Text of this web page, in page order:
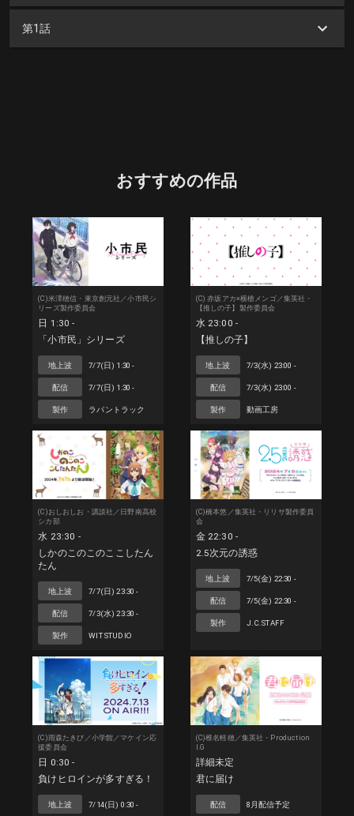
第1話
おすすめの作品
(C)米澤穂信・東京創元社／小市民シ
リーズ製作委員会
日 1:30 -
「小市民」シリーズ
地上波 7/7(日) 1:30 -
配信 7/7(日) 1:30 -
製作 ラパントラック
(C) 赤坂アカ×横槍メンゴ／集英社・
【推しの子】製作委員会
水 23:00 -
【推しの子】
地上波 7/3(水) 23:00 -
配信 7/3(水) 23:00 -
製作 動画工房
(C)おしおしお・講談社／日野南高校
シカ部
水 23:30 -
しかのこのこのここしたん
たん
地上波 7/7(日) 23:30 -
配信 7/3(水) 23:30 -
製作 WIT STUDIO
(C)橋本悠／集英社・リリサ製作委員
会
金 22:30 -
2.5次元の誘惑
地上波 7/5(金) 22:30 -
配信 7/5(金) 22:30 -
製作 J.C.STAFF
(C)雨森たきび／小学館／マケイン応
援委員会
日 0:30 -
負けヒロインが多すぎる！
地上波 7/14(日) 0:30 -
(C)椎名軽穂／集英社・Production
I.G
詳細未定
君に届け
配信 8月配信予定